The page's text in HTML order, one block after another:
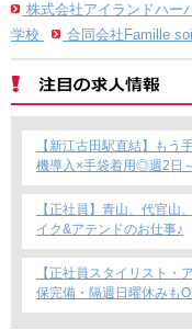
株式会社アイランドハー
学校
合同会社Famille
【新江古田駅直結】もう
機導入×手袋着用◎週2日
ント専任募集★
【正社員】青山、代官山
イク&アテンドのお仕事♪
【正社員スタイリスト・
保完備・隔週日曜休みも
か？